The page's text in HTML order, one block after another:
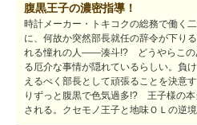
腹黒王子の濃密指導！
時計メーカー・トキコクの総務で働く
に、何故か突然部長就任の辞令が下り
れる憧れの人――湊斗!? どうやらこの
る厄介な事情が隠れているらしい。負
えるべく部長として頑張ることを決意
りずっと腹黒で色気過多!? 王子様の
される。クセモノ王子と地味ＯＬの逆